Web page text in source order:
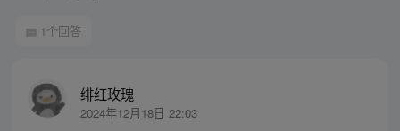
1个回答
绯红玫瑰
2024年12月18日 22:03